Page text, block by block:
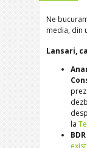
Ne
media, din
Lansari,
la